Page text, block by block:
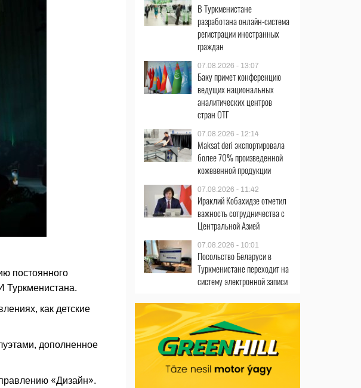
постоянного
Туркменистана.
как детские
дополненное
«Дизайн».
В Туркменистане
разработана онлайн-система
регистрации иностранных
граждан
07.08.2026 - 13:07
Баку примет конференцию
ведущих национальных
аналитических центров
стран ОТГ
07.08.2026 - 12:14
Maksat deri экспортировала
более 70% произведенной
кожевенной продукции
07.08.2026 - 11:42
Ираклий Кобахидзе отметил
важность сотрудничества с
Центральной Азией
07.08.2026 - 10:01
Посольство Беларуси в
Туркменистане переходит на
систему электронной записи